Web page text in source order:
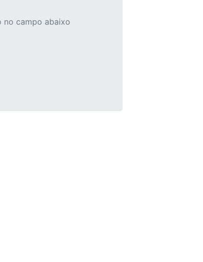
no campo abaixo